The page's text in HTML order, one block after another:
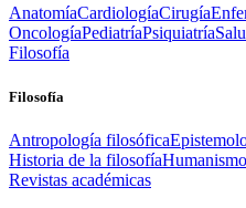
AnatomíaCardiologíaCirugía
OncologíaPediatríaPsiquiatría
Filosofía
Filosofía
Antropología filosófica
Historia de la filosofíaHumanismo
Revistas académicas